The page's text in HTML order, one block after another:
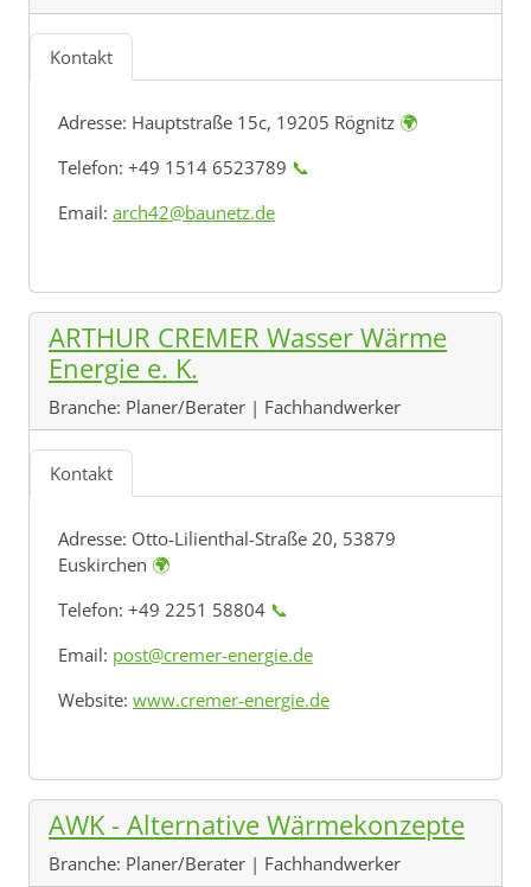
Kontakt
Adresse: Hauptstraße 15c, 19205 Rögnitz 🌍
Telefon: +49 1514 6523789 📞
Email: arch42@baunetz.de
ARTHUR CREMER Wasser Wärme
Energie e. K.
Branche: Planer/Berater | Fachhandwerker
Kontakt
Adresse: Otto-Lilienthal-Straße 20, 53879
Euskirchen 🌍
Telefon: +49 2251 58804 📞
Email: post@cremer-energie.de
Website: www.cremer-energie.de
AWK - Alternative Wärmekonzepte
Branche: Planer/Berater | Fachhandwerker